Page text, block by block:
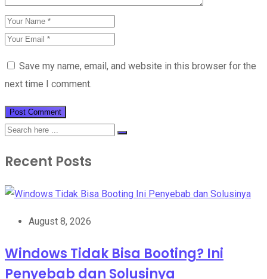
Save my name, email, and website in this browser for the
next time I comment.
Recent Posts
August 8, 2026
Windows Tidak Bisa Booting? Ini
Penyebab dan Solusinya